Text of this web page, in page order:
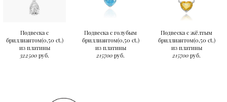
Подвеска с
бриллиантом(0,50 ct.)
из платины
322500 руб.
Подвеска с голубым
бриллиантом(0,50 ct.)
из платины
215700 руб.
Подвеска с жёлтым
бриллиантом(0,50 ct.)
из платины
215700 руб.